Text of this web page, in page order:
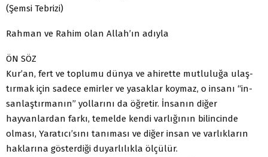
(Şemsi Tebrizi)
Rahman ve Rahim olan Allah’ın adıyla
ÖN SÖZ
Kur’an, fert ve toplumu dünya ve ahirette mutluluğa ulaş-
tırmak için sadece emirler ve yasaklar koymaz, o insanı “in-
sanlaştırmanın” yollarını da öğretir. İnsanın diğer
hayvanlardan farkı, temelde kendi varlığının bilincinde
olması, Yaratıcı’sını tanıması ve diğer insan ve varlıkların
haklarına gösterdiği duyarlılıkla ölçülür.